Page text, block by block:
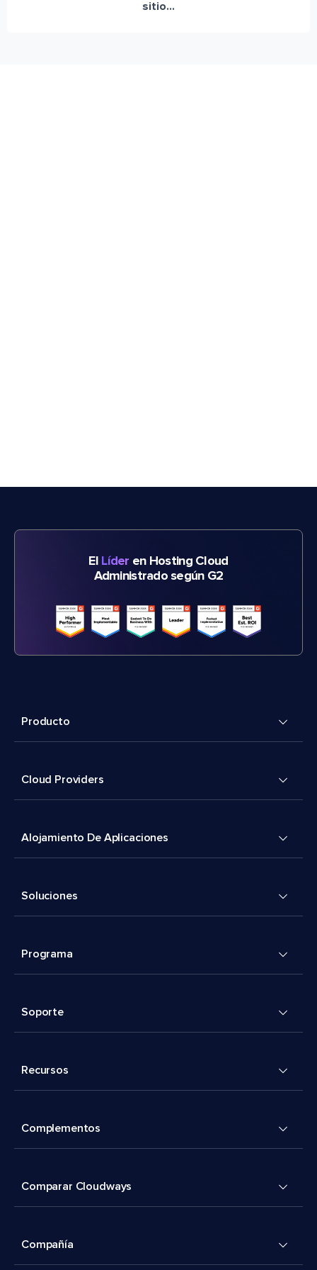
sitio...
El Líder en Hosting Cloud
Administrado según G2
Producto
Cloud Providers
Alojamiento De Aplicaciones
Soluciones
Programa
Soporte
Recursos
Complementos
Comparar Cloudways
Compañía